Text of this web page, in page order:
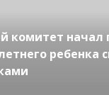
комитет начал
ребенка